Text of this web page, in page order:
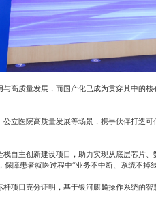
高质量发展，而国产化已成为贯穿其中的
立医院高质量发展等场景，携手伙伴打造
自主创新建设项目，助力实现从底层芯片
障患者就医过程中“业务不中断、系统不掉
项目充分证明，基于银河麒麟操作系统的